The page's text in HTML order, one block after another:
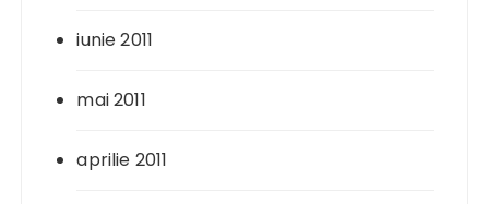
iunie 2011
mai 2011
aprilie 2011